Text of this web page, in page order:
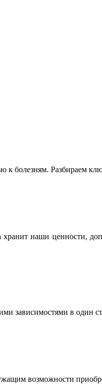
болезням. Разбираем
наши ценности,
зависимостями в один
возможности